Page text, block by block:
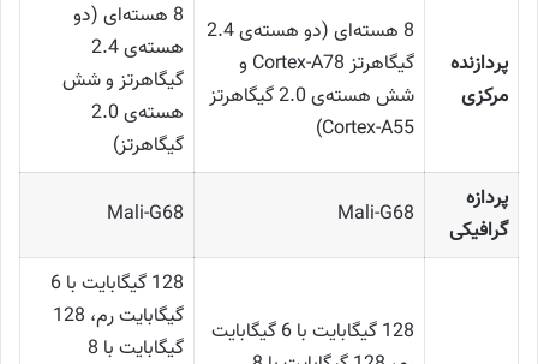
پردازنده
مرکزی
8 هسته‌ای (دو هسته‌ی 2.4
گیگاهرتز Cortex-A78 و
شش هسته‌ی 2.0 گیگاهرتز
Cortex-A55)
8 هسته‌ای (دو
هسته‌ی 2.4
گیگاهرتز و شش
هسته‌ی 2.0
گیگاهرتز)
پردازه
گرافیکی
Mali-G68
Mali-G68
128 گیگابایت با 6 گیگابایت
128 گیگابایت با 6
گیگابایت رم، 128
گیگابایت با 8